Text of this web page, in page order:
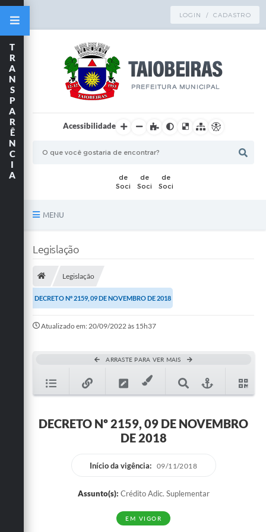
LOGIN / CADASTRO
Acessibilidade
MENU
Publicações
A Prefeitura
Ouvidoria
Legislação
Conselho Tutelar.
T
R
A
N
S
P
A
R
Ê
N
C
I
A
Legislação
Legislação
DECRETO Nº 2159, 09 DE NOVEMBRO DE 2018
Atualizado em: 20/09/2022 às 15h37
ARRASTE PARA VER MAIS
DECRETO Nº 2159, 09 DE NOVEMBRO
DE 2018
Início da vigência: 09/11/2018
Assunto(s): Crédito Adic. Suplementar
EM VIGOR